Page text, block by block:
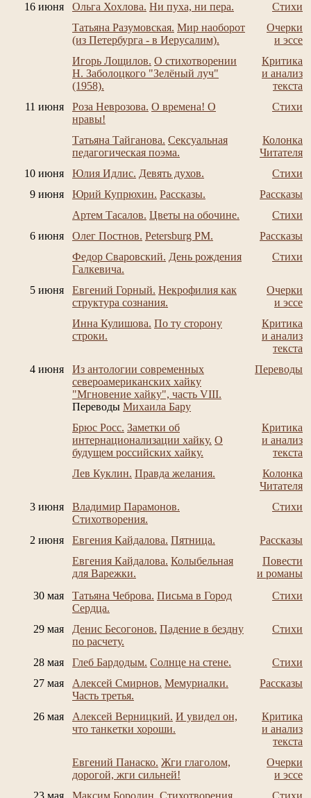
16 июня Ольга Хохлова. Ни пуха, ни пера.
Стихи
Татьяна Разумовская. Мир наоборот
(из Петербурга - в Иерусалим).
Очерки
и эссе
Игорь Лощилов. О стихотворении
Н. Заболоцкого "Зелёный луч"
(1958).
Критика
и анализ
текста
11 июня
Роза Неврозова. О времена! О
нравы!
Стихи
Татьяна Тайганова. Сексуальная
педагогическая поэма.
Колонка
Читателя
10 июня
Юлия Идлис. Девять духов.
Стихи
9 июня
Юрий Купрюхин. Рассказы.
Рассказы
Артем Тасалов. Цветы на обочине.
Стихи
6 июня
Олег Постнов. Petersburg PM.
Рассказы
Федор Сваровский. День рождения
Галкевича.
Стихи
5 июня Евгений Горный. Некрофилия как
структура сознания.
Очерки
и эссе
Инна Кулишова. По ту сторону
строки.
Критика
и анализ
текста
4 июня
Из антологии современных
североамериканских хайку
"Мгновение хайку", часть VIII.
Переводы Михаила Бару
Переводы
Брюс Росс. Заметки об
интернационализации хайку. О
будущем pоссийских хайку.
Критика
и анализ
текста
Лев Куклин. Правда желания.
Колонка
Читателя
3 июня
Владимир Парамонов.
Стихотворения.
Стихи
2 июня Евгения Кайдалова. Пятница.
Рассказы
Евгения Кайдалова. Колыбельная
для Варежки.
Повести
и романы
30 мая
Татьяна Чеброва. Письма в Город
Сердца.
Стихи
29 мая Денис Бесогонов. Падение в бездну
по расчету.
Стихи
28 мая Глеб Бардодым. Солнце на стене.
Стихи
27 мая
Алексей Смирнов. Мемуриалки.
Часть третья.
Рассказы
26 мая Алексей Верницкий. И увидел он,
что танкетки хороши.
Критика
и анализ
текста
Евгений Панаско. Жги глаголом,
дорогой, жги сильней!
Очерки
и эссе